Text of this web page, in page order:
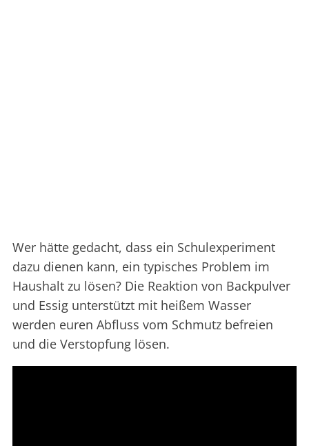
Wer hätte gedacht, dass ein Schulexperiment
dazu dienen kann, ein typisches Problem im
Haushalt zu lösen? Die Reaktion von Backpulver
und Essig unterstützt mit heißem Wasser
werden euren Abfluss vom Schmutz befreien
und die Verstopfung lösen.